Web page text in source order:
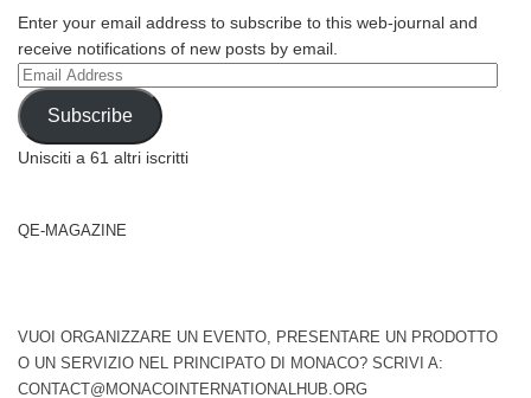
Enter your email address to subscribe to this web-journal and
receive notifications of new posts by email.
Email
Address
Subscribe
Unisciti a 61 altri iscritti
QE-MAGAZINE
VUOI ORGANIZZARE UN EVENTO, PRESENTARE UN PRODOTTO
O UN SERVIZIO NEL PRINCIPATO DI MONACO? SCRIVI A:
CONTACT@MONACOINTERNATIONALHUB.ORG